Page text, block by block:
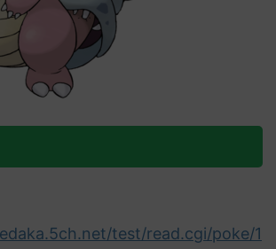
test/read.cgi/poke/1